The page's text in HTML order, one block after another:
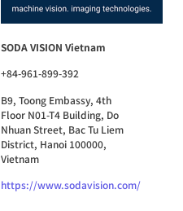
SODA VISION Vietnam
+84-961-899-392
B9, Toong Embassy, 4th
Floor N01-T4 Building, Do
Nhuan Street, Bac Tu Liem
District, Hanoi 100000,
Vietnam
https://www.sodavision.com/